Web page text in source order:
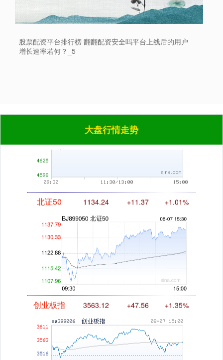
股票配资平台排行榜 翻翻配资安全吗平台上线后的用户
增长速率若何？_5
大盘行情走势
北证50 1134.24 +11.37 +1.01%
创业板指 +1.35%